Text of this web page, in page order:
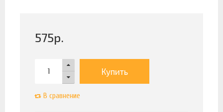
575р.
Купить
В сравнение